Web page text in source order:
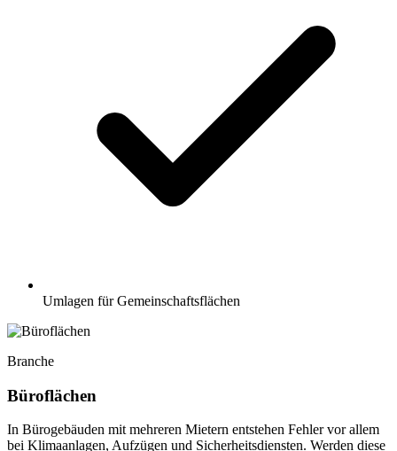
Umlagen für Gemeinschaftsflächen
Branche
Büroflächen
In Bürogebäuden mit mehreren Mietern entstehen Fehler vor allem
bei Klimaanlagen, Aufzügen und Sicherheitsdiensten. Werden diese